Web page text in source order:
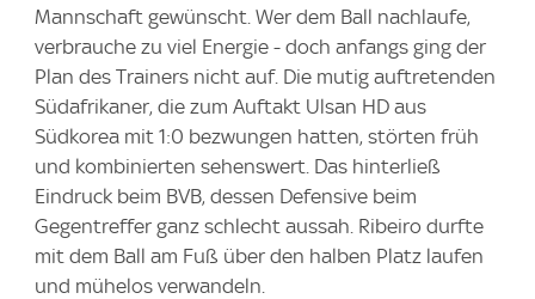
Mannschaft gewünscht. Wer dem Ball nachlaufe,
verbrauche zu viel Energie - doch anfangs ging der
Plan des Trainers nicht auf. Die mutig auftretenden
Südafrikaner, die zum Auftakt Ulsan HD aus
Südkorea mit 1:0 bezwungen hatten, störten früh
und kombinierten sehenswert. Das hinterließ
Eindruck beim BVB, dessen Defensive beim
Gegentreffer ganz schlecht aussah. Ribeiro durfte
mit dem Ball am Fuß über den halben Platz laufen
und mühelos verwandeln.